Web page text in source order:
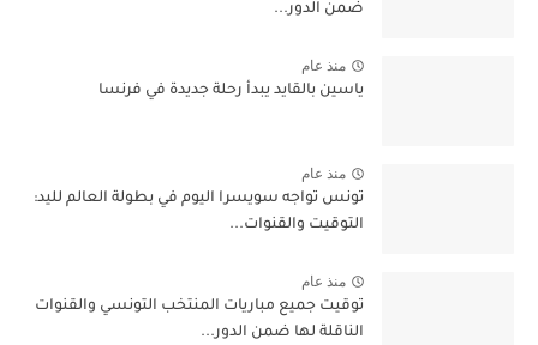
ضمن الدور...
منذ عام
ياسين بالقايد يبدأ رحلة جديدة في فرنسا
منذ عام
تونس تواجه سويسرا اليوم في بطولة العالم لليد:
التوقيت والقنوات...
منذ عام
توقيت جميع مباريات المنتخب التونسي والقنوات
الناقلة لها ضمن الدور...